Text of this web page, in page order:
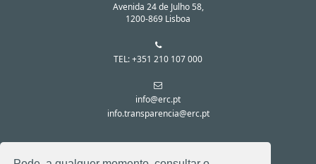
Avenida 24 de Julho 58,
1200-869 Lisboa
TEL: +351 210 107 000
info@erc.pt
info.transparencia@erc.pt